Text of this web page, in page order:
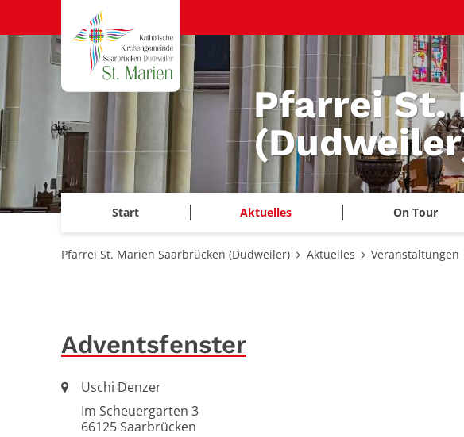
Zum Inhalt springen
Pfarrei St.
Start Aktuelles On Tour
Pfarrei St. Marien Saarbrücken (Dudweiler) Aktuelles Veranstaltungen
Adventsfenster
Ort:Uschi Denzer
Im Scheuergarten 3
66125Saarbrücken